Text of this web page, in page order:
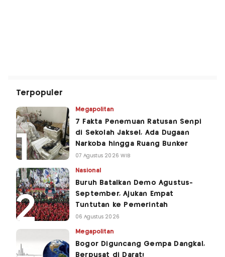
Terpopuler
Megapolitan
7 Fakta Penemuan Ratusan Senpi
di Sekolah Jaksel, Ada Dugaan
Narkoba hingga Ruang Bunker
07 Agustus 2026 WIB
Nasional
Buruh Batalkan Demo Agustus-
September, Ajukan Empat
Tuntutan ke Pemerintah
06 Agustus 2026
Megapolitan
Bogor Diguncang Gempa Dangkal,
Berpusat di Darat!